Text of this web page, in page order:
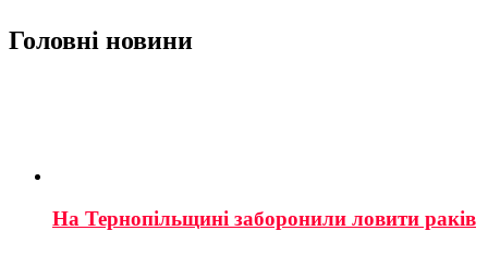
Головні новини
На Тернопільщині заборонили ловити раків